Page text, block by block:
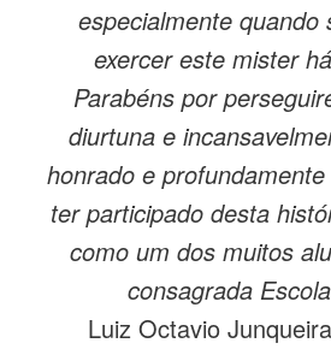
especialmente quando
exercer este mister
Parabéns por
diurtuna e
honrado e
ter participado desta
como um dos muitos
consagrada
Luiz Octavio